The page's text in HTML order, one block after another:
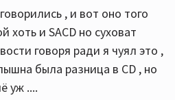
, и вот оно того
хоть и SACD но суховат
говоря ради я чуял это ,
была разница в CD , но
уж ....